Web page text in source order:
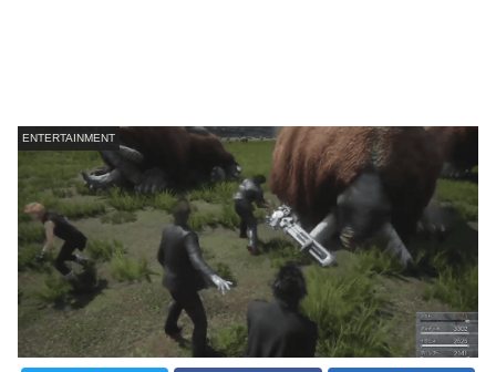
ENTERTAINMENT